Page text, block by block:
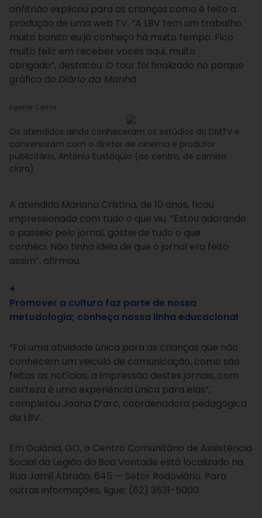
anfitrião explicou para as crianças como é feito a
produção de uma web TV. “A LBV tem um trabalho
muito bonito eu já conheço há muito tempo. Fico
muito feliz em receber vocês aqui, muito
obrigado”, destacou. O tour foi finalizado no parque
gráfico do Diário da Manhã.
Egeziel Carlos
Os atendidos ainda conheceram os estúdios do DMTV e
conversaram com o diretor de cinema e produtor
publicitário, António Eustáquio (ao centro, de camisa
clara).
A atendida Mariana Cristina, de 10 anos, ficou
impressionada com tudo o que viu. “Estou adorando
o passeio pelo jornal, gostei de tudo o que
conheci. Não tinha ideia de que o jornal era feito
assim”, afirmou.
+
Promover a cultura faz parte de nossa
metodologia; conheça nossa linha educacional
“Foi uma atividade única para as crianças que não
conhecem um veiculo de comunicação, como são
feitas as notícias, a impressão destes jornais, com
certeza é uma experiência única para elas”,
completou Joana D’arc, coordenadora pedagógica
da LBV.
Em Goiânia, GO, o Centro Comunitário de Assistência
Social da Legião da Boa Vontade está localizado na
Rua Jamil Abraão, 645 — Setor Rodoviário. Para
outras informações, ligue: (62) 3531-5000.